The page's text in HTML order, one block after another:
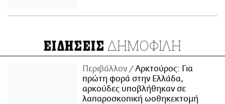
ΕΙΔΗΣΕΙΣ ΔΗΜΟΦΙΛΗ
Περιβάλλον
Αρκτούρος: Για
πρώτη φορά στην Ελλάδα,
αρκούδες υποβλήθηκαν σε
λαπαροσκοπική ωοθηκεκτομή